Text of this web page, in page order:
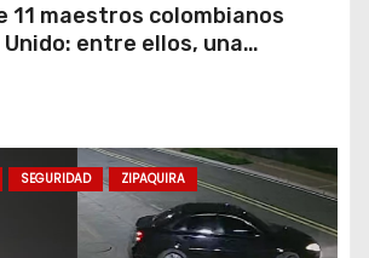
11 maestros colombianos
Unido: entre ellos, una
de Ubaté
SEGURIDAD ZIPAQUIRA